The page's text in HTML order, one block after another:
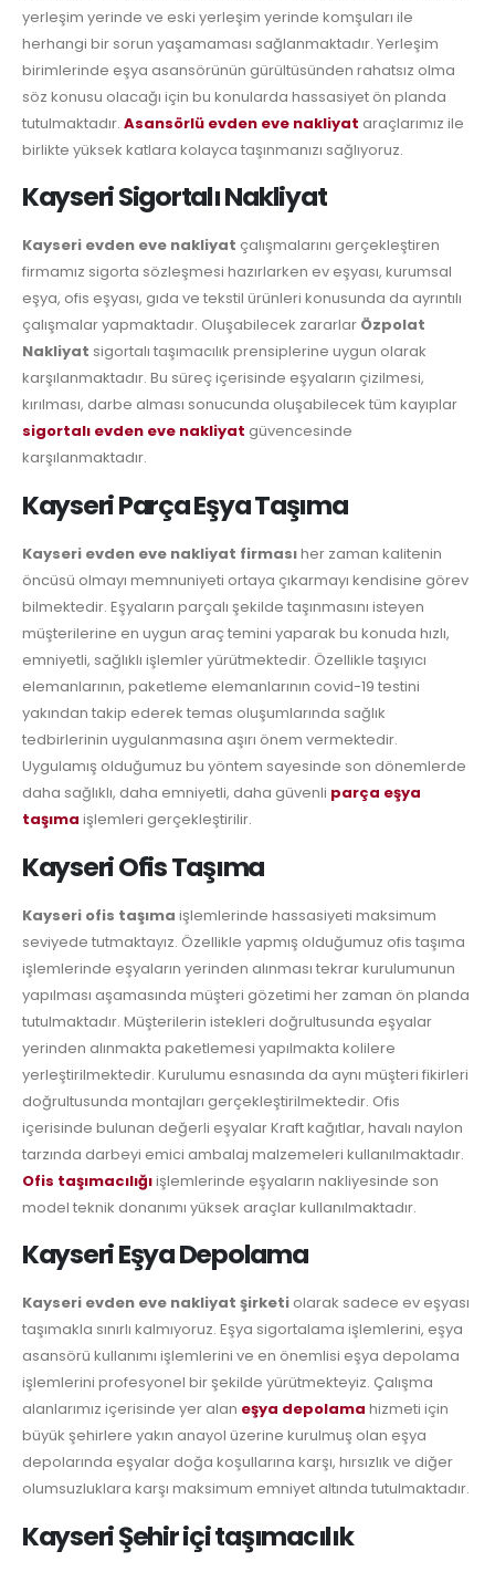
yerleşim yerinde ve eski yerleşim yerinde komşuları ile
herhangi bir sorun yaşamaması sağlanmaktadır. Yerleşim
birimlerinde eşya asansörünün gürültüsünden rahatsız olma
söz konusu olacağı için bu konularda hassasiyet ön planda
tutulmaktadır. Asansörlü evden eve nakliyat araçlarımız ile
birlikte yüksek katlara kolayca taşınmanızı sağlıyoruz.
Kayseri Sigortalı Nakliyat
Kayseri evden eve nakliyat çalışmalarını gerçekleştiren
firmamız sigorta sözleşmesi hazırlarken ev eşyası, kurumsal
eşya, ofis eşyası, gıda ve tekstil ürünleri konusunda da ayrıntılı
çalışmalar yapmaktadır. Oluşabilecek zararlar Özpolat
Nakliyat sigortalı taşımacılık prensiplerine uygun olarak
karşılanmaktadır. Bu süreç içerisinde eşyaların çizilmesi,
kırılması, darbe alması sonucunda oluşabilecek tüm kayıplar
sigortalı evden eve nakliyat güvencesinde
karşılanmaktadır.
Kayseri Parça Eşya Taşıma
Kayseri evden eve nakliyat firmasıher zaman kalitenin
öncüsü olmayı memnuniyeti ortaya çıkarmayı kendisine görev
bilmektedir. Eşyaların parçalı şekilde taşınmasını isteyen
müşterilerine en uygun araç temini yaparak bu konuda hızlı,
emniyetli, sağlıklı işlemler yürütmektedir. Özellikle taşıyıcı
elemanlarının, paketleme elemanlarının covid-19 testini
yakından takip ederek temas oluşumlarında sağlık
tedbirlerinin uygulanmasına aşırı önem vermektedir.
Uygulamış olduğumuz bu yöntem sayesinde son dönemlerde
daha sağlıklı, daha emniyetli, daha güvenli parça eşya
taşıma işlemleri gerçekleştirilir.
Kayseri Ofis Taşıma
Kayseri ofis taşıma işlemlerinde hassasiyeti maksimum
seviyede tutmaktayız. Özellikle yapmış olduğumuz ofis taşıma
işlemlerinde eşyaların yerinden alınması tekrar kurulumunun
yapılması aşamasında müşteri gözetimi her zaman ön planda
tutulmaktadır. Müşterilerin istekleri doğrultusunda eşyalar
yerinden alınmakta paketlemesi yapılmakta kolilere
yerleştirilmektedir. Kurulumu esnasında da aynı müşteri fikirleri
doğrultusunda montajları gerçekleştirilmektedir. Ofis
içerisinde bulunan değerli eşyalar Kraft kağıtlar, havalı naylon
tarzında darbeyi emici ambalaj malzemeleri kullanılmaktadır.
Ofis taşımacılığıişlemlerinde eşyaların nakliyesinde son
model teknik donanımı yüksek araçlar kullanılmaktadır.
Kayseri Eşya Depolama
Kayseri evden eve nakliyat şirketi olarak sadece ev eşyası
taşımakla sınırlı kalmıyoruz. Eşya sigortalama işlemlerini, eşya
asansörü kullanımı işlemlerini ve en önemlisi eşya depolama
işlemlerini profesyonel bir şekilde yürütmekteyiz. Çalışma
alanlarımız içerisinde yer alan eşya depolama hizmeti için
büyük şehirlere yakın anayol üzerine kurulmuş olan eşya
depolarında eşyalar doğa koşullarına karşı, hırsızlık ve diğer
olumsuzluklara karşı maksimum emniyet altında tutulmaktadır.
Kayseri Şehir içi taşımacılık